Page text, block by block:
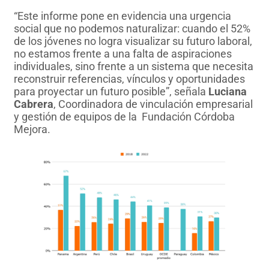
“Este informe pone en evidencia una urgencia
social que no podemos naturalizar: cuando el 52%
de los jóvenes no logra visualizar su futuro laboral,
no estamos frente a una falta de aspiraciones
individuales, sino frente a un sistema que necesita
reconstruir referencias, vínculos y oportunidades
para proyectar un futuro posible”, señala Luciana
Cabrera, Coordinadora de vinculación empresarial
y gestión de equipos de la ​ Fundación Córdoba
Mejora.